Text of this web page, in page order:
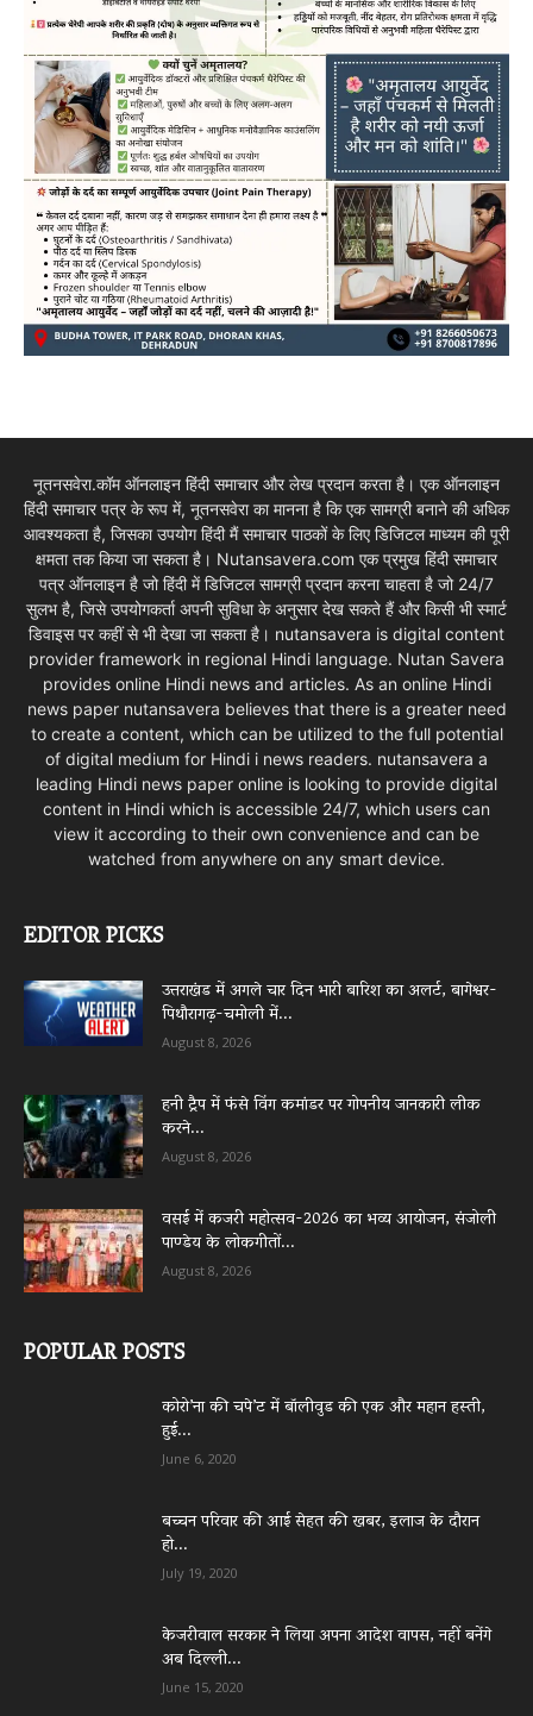
नूतनसवेरा.कॉम ऑनलाइन हिंदी समाचार और लेख प्रदान करता है। एक ऑनलाइन
हिंदी समाचार पत्र के रूप में, नूतनसवेरा का मानना है कि एक सामग्री बनाने की अधिक
आवश्यकता है, जिसका उपयोग हिंदी मैं समाचार पाठकों के लिए डिजिटल माध्यम की पूरी
क्षमता तक किया जा सकता है। Nutansavera.com एक प्रमुख हिंदी समाचार
पत्र ऑनलाइन है जो हिंदी में डिजिटल सामग्री प्रदान करना चाहता है जो 24/7
सुलभ है, जिसे उपयोगकर्ता अपनी सुविधा के अनुसार देख सकते हैं और किसी भी स्मार्ट
डिवाइस पर कहीं से भी देखा जा सकता है। nutansavera is digital content
provider framework in regional Hindi language. Nutan Savera
provides online Hindi news and articles. As an online Hindi
news paper nutansavera believes that there is a greater need
to create a content, which can be utilized to the full potential
of digital medium for Hindi i news readers. nutansavera a
leading Hindi news paper online is looking to provide digital
content in Hindi which is accessible 24/7, which users can
view it according to their own convenience and can be
watched from anywhere on any smart device.
EDITOR PICKS
उत्तराखंड में अगले चार दिन भारी बारिश का अलर्ट, बागेश्वर-
पिथौरागढ़-चमोली में...
August 8, 2026
हनी ट्रैप में फंसे विंग कमांडर पर गोपनीय जानकारी लीक
करने...
August 8, 2026
वसई में कजरी महोत्सव-2026 का भव्य आयोजन, संजोली
पाण्डेय के लोकगीतों...
August 8, 2026
POPULAR POSTS
कोरो’ना की चपे’ट में बॉलीवुड की एक और महान हस्ती,
हुई...
June 6, 2020
बच्चन परिवार की आई सेहत की खबर, इलाज के दौरान
हो...
July 19, 2020
केजरीवाल सरकार ने लिया अपना आदेश वापस, नहीं बनेंगे
अब दिल्ली...
June 15, 2020